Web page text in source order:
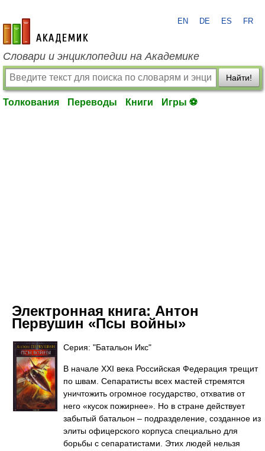
academic.ru
EN DE ES FR
Словари и энциклопедии на Академике
Найти!
Толкования Переводы Книги Игры ⚽
Электронная книга: Антон
Первушин «Псы войны»
Серия: "Батальон Икс"
В начале XXI века Российская Федерация трещит
по швам. Сепаратисты всех мастей стремятся
уничтожить огромное государство, отхватив от
него «кусок пожирнее». Но в стране действует
забытый батальон – подразделение, созданное из
элиты офицерского корпуса специально для
борьбы с сепаратистами. Этих людей нельзя